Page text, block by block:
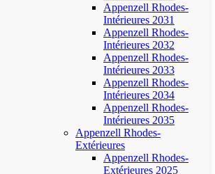
Appenzell Rhodes-
Intérieures 2031
Appenzell Rhodes-
Intérieures 2032
Appenzell Rhodes-
Intérieures 2033
Appenzell Rhodes-
Intérieures 2034
Appenzell Rhodes-
Intérieures 2035
Appenzell Rhodes-
Extérieures
Appenzell Rhodes-
Extérieures 2025